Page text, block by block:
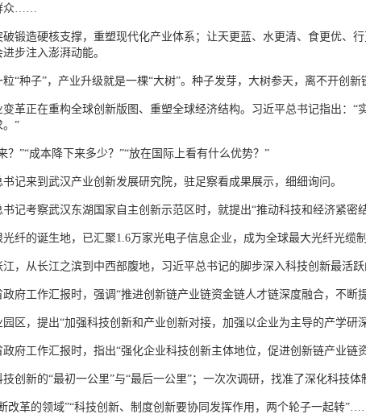
众……
锻造硬核支撑，重塑现代化产业体系；让天更蓝、水更清、食更优、
步注入澎湃动能。
“种子”，产业升级就是一棵“大树”。种子发芽，大树参天，离不开创新
革正在重构全球创新版图、重塑全球经济结构。习近平总书记指出：
”
？”“成本降下来多少？”“放在国际上看有什么优势？”
书记来到武汉产业创新发展研究院，驻足察看成果展示，细细询问。
记考察武汉东湖国家自主创新示范区时，就提出“推动科技和经济紧密结
纤的诞生地，已汇聚1.6万家光电子信息企业，成为全球最大光纤光缆
，从长江之滨到中西部腹地，习近平总书记的脚步深入科技创新最活
府工作汇报时，强调“推进创新链产业链资金链人才链深度融合，不断
区，提出“加强科技创新和产业创新对接，加强以企业为主导的产学研深
府工作汇报时，指出“强化企业科技创新主体地位，促进创新链产业
创新的“最初一公里”与“最后一公里”；一次次调研，找准了深化科技体
改革的领域”“科技创新、制度创新要协同发挥作用，两个轮子一起转